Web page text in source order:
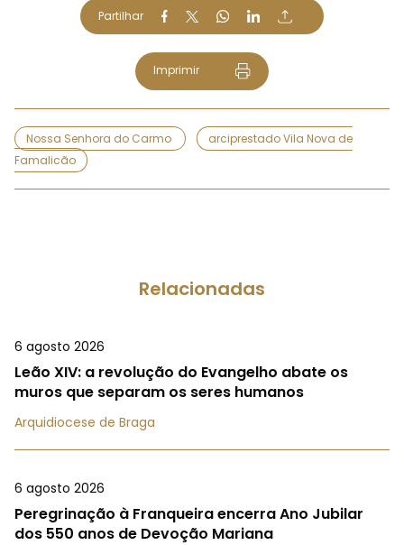
Partilhar
Imprimir
Nossa Senhora do Carmo
arciprestado Vila Nova de
Famalicão
Relacionadas
6 agosto 2026
Leão XIV: a revolução do Evangelho abate os
muros que separam os seres humanos
Arquidiocese de Braga
6 agosto 2026
Peregrinação à Franqueira encerra Ano Jubilar
dos 550 anos de Devoção Mariana